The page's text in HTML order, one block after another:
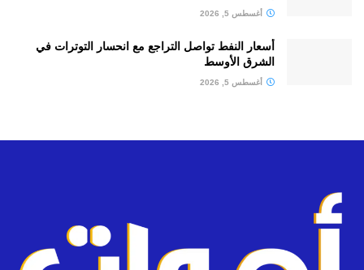
أغسطس 5, 2026
أسعار النفط تواصل التراجع مع انحسار التوترات في
الشرق الأوسط
أغسطس 5, 2026